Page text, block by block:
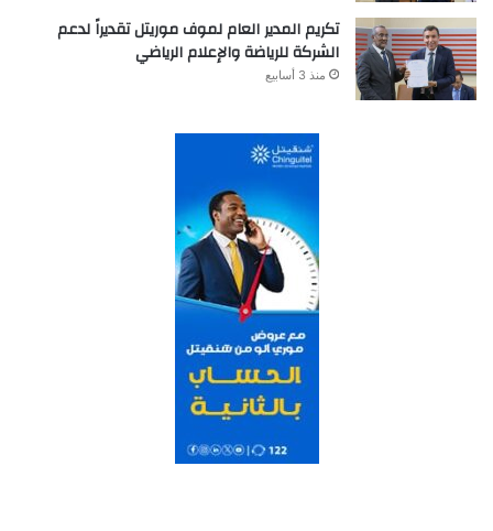
تكريم المدير العام لموف موريتل تقديراً لدعم
الشركة للرياضة والإعلام الرياضي
منذ 3 أسابيع